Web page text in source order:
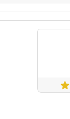
capace di
e supportata in
incertezza.
sia alla